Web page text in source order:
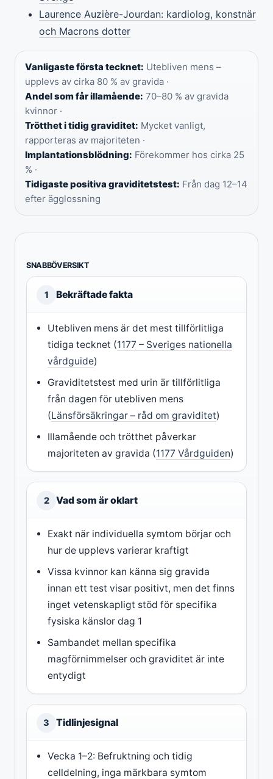
Laurence Auzière-Jourdan: kardiolog, konstnär
och Macrons dotter
Vanligaste första tecknet: Utebliven mens –
upplevs av cirka 80 % av gravida ·
Andel som får illamående: 70–80 % av gravida
kvinnor ·
Trötthet i tidig graviditet: Mycket vanligt,
rapporteras av majoriteten ·
Implantationsblödning: Förekommer hos cirka 25
% ·
Tidigaste positiva graviditetstest: Från dag 12–14
efter ägglossning
SNABBÖVERSIKT
1 Bekräftade fakta
Utebliven mens är det mest tillförlitliga
tidiga tecknet (1177 – Sveriges nationella
vårdguide)
Graviditetstest med urin är tillförlitliga
från dagen för utebliven mens
(Länsförsäkringar – råd om graviditet)
Illamående och trötthet påverkar
majoriteten av gravida (1177 Vårdguiden)
2 Vad som är oklart
Exakt när individuella symtom börjar och
hur de upplevs varierar kraftigt
Vissa kvinnor kan känna sig gravida
innan ett test visar positivt, men det finns
inget vetenskapligt stöd för specifika
fysiska känslor dag 1
Sambandet mellan specifika
magförnimmelser och graviditet är inte
entydigt
3 Tidlinjesignal
Vecka 1–2: Befruktning och tidig
celldelning, inga märkbara symtom